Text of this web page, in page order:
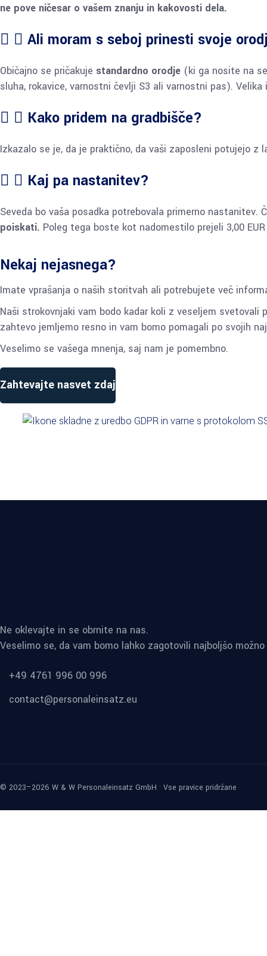
ne pove ničesar o vašem znanju in kakovosti dela.
Ali moram s seboj prinesti svoje
Običajno se pričakuje standardno orodje (ki ga nosite na
sluha, rokavice, varnostni čevlji S3 ali varnostni pas).
Kako pridem na gradbišče?
Izkazalo se je, da je praktično, da vaši zaposleni potujejo
Kaj pa nastanitev?
Seveda bo vaša posadka potrebovala primerno
poiskati. Poleg tega boste kot nadomestilo prejeli 3,00
Nekaj nejasnega?
Imate vprašanja o naših storitvah ali potrebujete več
Naši strokovnjaki vam bodo kadar koli z veseljem svetovali
zahtevo jemljemo resno in vam bomo pomagali po svojih
Veselimo se vašega mnenja, saj nam je pomembno.
Zahtevajte nasvet zdaj
Ne oklevajte in se obrnite na nas.
Veselimo se, da vam bomo lahko zagotovili najboljšo
+49 4761 996 00 996
contact@personaleinsatz.eu
© 2023–2026 W & W Personaleinsatz GmbH · Vse pravice pridržane